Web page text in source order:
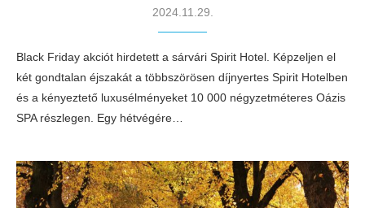
2024.11.29.
Black Friday akciót hirdetett a sárvári Spirit Hotel. Képzeljen el
két gondtalan éjszakát a többszörösen díjnyertes Spirit Hotelben
és a kényeztető luxusélményeket 10 000 négyzetméteres Oázis
SPA részlegen. Egy hétvégére…